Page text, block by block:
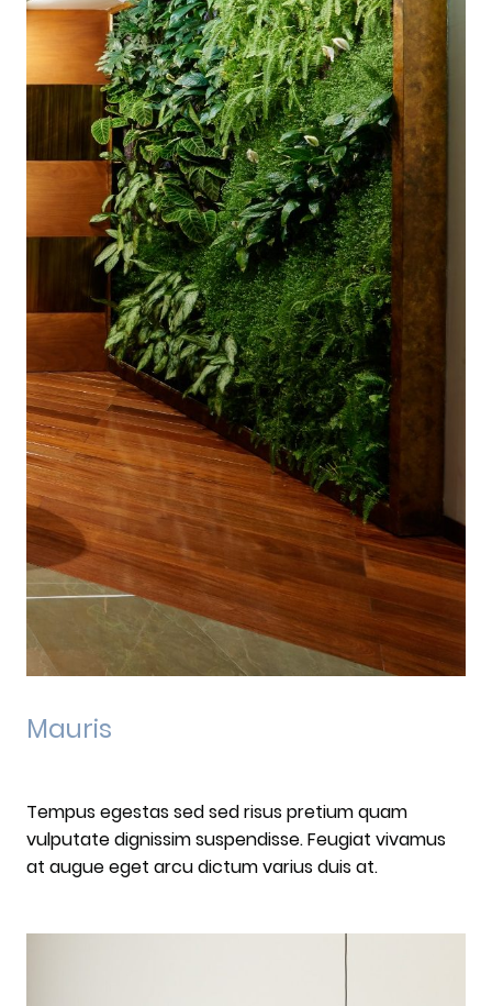
Mauris
Tempus egestas sed sed risus pretium quam
vulputate dignissim suspendisse. Feugiat vivamus
at augue eget arcu dictum varius duis at.